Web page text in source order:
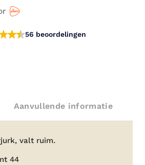
56 beoordelingen
Aanvullende informatie
valt ruim.
44